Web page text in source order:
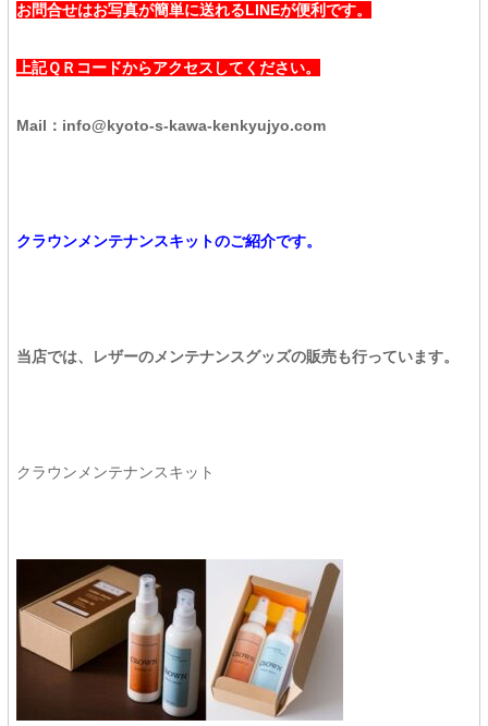
お問合せはお写真が簡単に送れるLINEが便利です。
上記ＱＲコードからアクセスしてください。
Mail ：info@kyoto-s-kawa-kenkyujyo.com
クラウンメンテナンスキットのご紹介です。
当店では、レザーのメンテナンスグッズの販売も行っています。
クラウンメンテナンスキット